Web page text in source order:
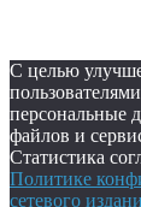
С целью
персональные
файлов и
Статистика
Политике
сетевого